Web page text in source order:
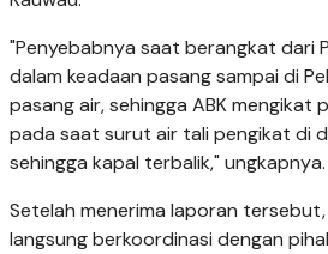
"Penyebabnya saat berangkat dari
dalam keadaan pasang sampai di
pasang air, sehingga ABK mengikat
pada saat surut air tali pengikat di
sehingga kapal terbalik," ungkapnya.
Setelah menerima laporan
langsung berkoordinasi dengan